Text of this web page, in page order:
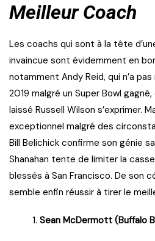
Meilleur Coach
Les coachs qui sont à la tête
invaincue sont évidemment en
notamment Andy Reid, qui n’a
2019 malgré un Super Bowl
laissé Russell Wilson s’exprimer.
exceptionnel malgré des
Bill Belichick confirme son génie
Shanahan tente de limiter la
blessés à San Francisco. De son
semble enfin réussir à tirer le
Sean McDermott (Buffalo